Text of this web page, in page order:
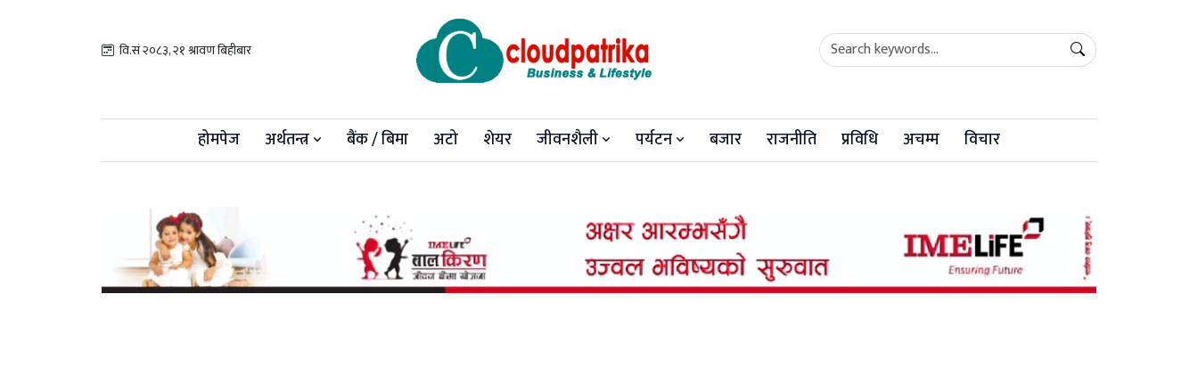
वि.सं २०८३, २१ श्रावण बिहीबार
होमपेज अर्थतन्त्र बैंक / बिमा अटो शेयर जीवनशैली पर्यटन बजार राजनीति प्रविधि अचम्म विचार